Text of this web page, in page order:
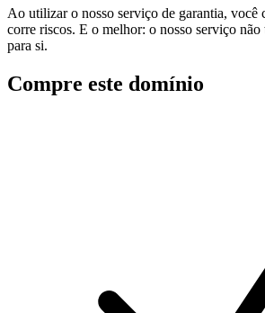
Ao utilizar o nosso serviço de garantia, você
corre riscos. E o melhor: o nosso serviço
para si.
Compre este domínio